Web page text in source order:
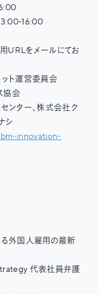
13:00-16:00
URLをメールにてお
ット運営委員会
協会
ンター、株式会社ク
シ
innovation-
外国人雇用の最新
代表社員弁護